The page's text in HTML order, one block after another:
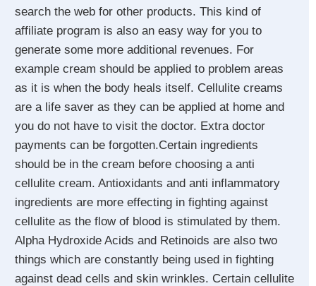
search the web for other products. This kind of
affiliate program is also an easy way for you to
generate some more additional revenues. For
example cream should be applied to problem areas
as it is when the body heals itself. Cellulite creams
are a life saver as they can be applied at home and
you do not have to visit the doctor. Extra doctor
payments can be forgotten.Certain ingredients
should be in the cream before choosing a anti
cellulite cream. Antioxidants and anti inflammatory
ingredients are more effecting in fighting against
cellulite as the flow of blood is stimulated by them.
Alpha Hydroxide Acids and Retinoids are also two
things which are constantly being used in fighting
against dead cells and skin wrinkles. Certain cellulite